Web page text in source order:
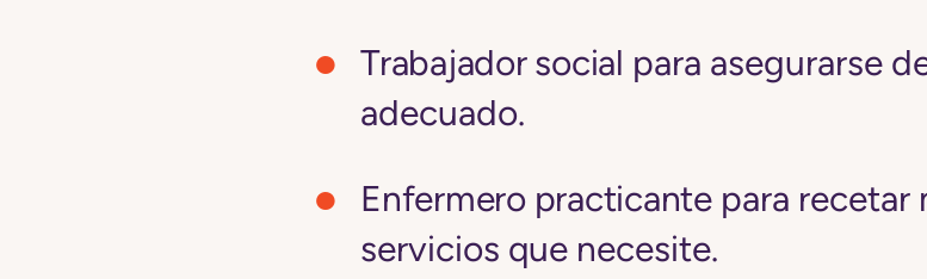
Trabajador social para asegurarse
adecuado.
Enfermero practicantepara recetar
servicios que necesite.